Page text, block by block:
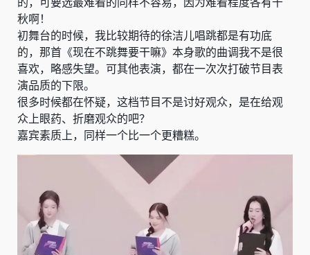
秋啊！
初舞台的时候，我比较期待的徐洁儿唱跳都是有功底
的，那首《现在不跳舞要干嘛》本身歌的曲调我不是很
喜欢，略感失望。可其他表演，都在一次次打破节目表
演品质的下限。
很多时候都在怀疑，这档节目不是讨好观众，是在给观
众上眼药、折磨观众的吧？
嘉宾素质上，同样一个比一个更糟糕。